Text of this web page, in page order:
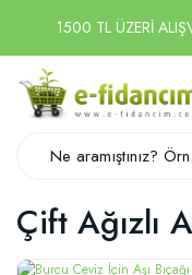
1500 TL ÜZERİ
Çift Ağızlı